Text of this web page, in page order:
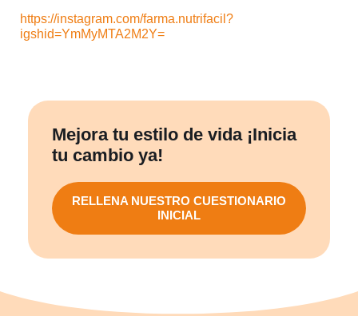
https://instagram.com/farma.nutrifacil?
igshid=YmMyMTA2M2Y=
Mejora tu estilo de vida ¡Inicia
tu cambio ya!
RELLENA NUESTRO CUESTIONARIO
INICIAL